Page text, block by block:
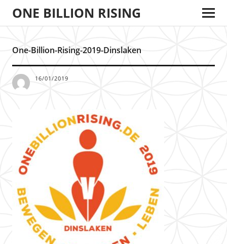
ONE BILLION RISING
One-Billion-Rising-2019-Dinslaken
16/01/2019